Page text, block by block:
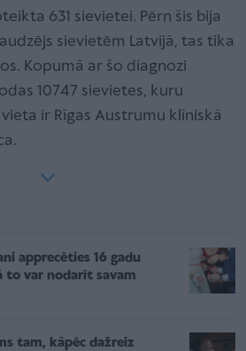
631 sievietei. Pērn šis bija
sievietēm Latvijā, tas tika
Kopumā ar šo diagnozi
10747 sievietes, kuru
ir Rīgas Austrumu klīniskā
apprecēties 16 gadu
to var nodarīt savam
tam, kāpēc dažreiz